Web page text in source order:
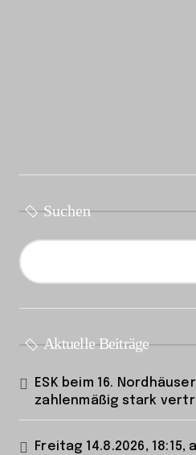
Suchen
Aktuelle Beiträge
ESK beim 16.
zahlenmäßig stark
Freitag 14.8.2026,